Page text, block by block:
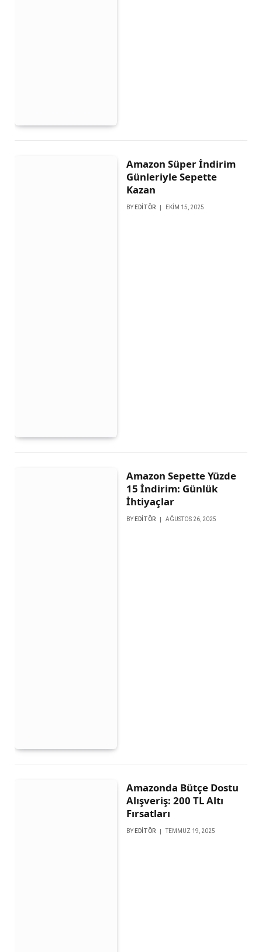
Amazon Süper İndirim
Günleriyle Sepette
Kazan
BY EDITÖR EKIM 15, 2025
Amazon Sepette Yüzde
15 İndirim: Günlük
İhtiyaçlar
BY EDITÖR AĞUSTOS 26, 2025
Amazonda Bütçe Dostu
Alışveriş: 200 TL Altı
Fırsatları
BY EDITÖR TEMMUZ 19, 2025